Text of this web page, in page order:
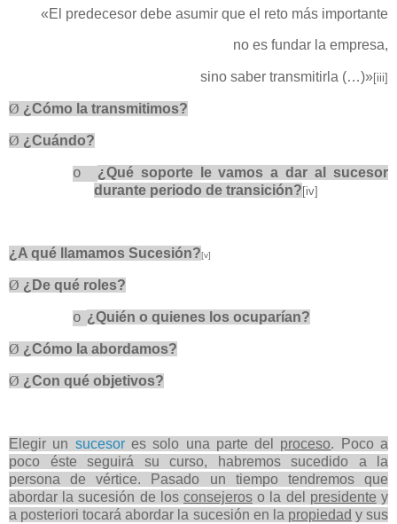
«El predecesor debe asumir que el reto más importante
no es fundar la empresa,
sino saber transmitirla (…)»[iii]
Ø ¿Cómo la transmitimos?
Ø ¿Cuándo?
o
¿Qué soporte le vamos a dar al sucesor
durante periodo de transición?[iv]
¿A qué llamamos Sucesión?[v]
Ø ¿De qué roles?
o ¿Quién o quienes los ocuparían?
Ø ¿Cómo la abordamos?
Ø ¿Con qué objetivos?
Elegir un sucesores solo una parte del proceso. Poco a
poco éste seguirá su curso, habremos sucedido a la
persona de vértice. Pasado un tiempo tendremos que
abordar la sucesión de los consejeros o la del presidente y
a posteriori tocará abordar la sucesión en la propiedad y sus